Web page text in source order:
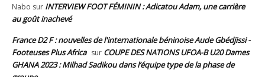
Nabo sur INTERVIEW FOOT FÉMININ : Adicatou Adam, une carrière
au goût inachevé
France D2 F : nouvelles de l'internationale béninoise Aude Gbédjissi -
Footeuses Plus Africa sur COUPE DES NATIONS UFOA-B U20 Dames
GHANA 2023 : Milhad Sadikou dans l’équipe type de la phase de